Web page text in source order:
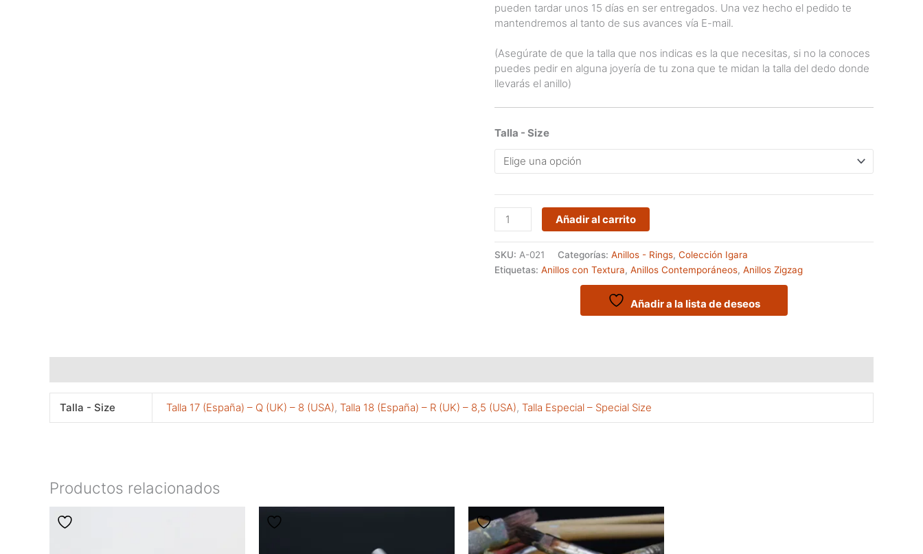
pueden tardar unos 15 días en ser entregados. Una vez hecho el pedido te
mantendremos al tanto de sus avances vía E-mail.
(Asegúrate de que la talla que nos indicas es la que necesitas, si no la conoces
puedes pedir en alguna joyería de tu zona que te midan la talla del dedo donde
llevarás el anillo)
Talla - Size
Anillo
en
plata
de
forma
una
textura
particular
cantidad
Añadir al carrito
SKU: A-021 Categorías: Anillos - Rings, Colección Igara
Etiquetas: Anillos con Textura, Anillos Contemporáneos, Anillos Zigzag
Añadir a la lista de deseos
Talla - Size Talla 17 (España) – Q (UK) – 8 (USA),Talla 18 (España) – R (UK) – 8,5 (USA),Talla Especial – Special Size
Productos relacionados